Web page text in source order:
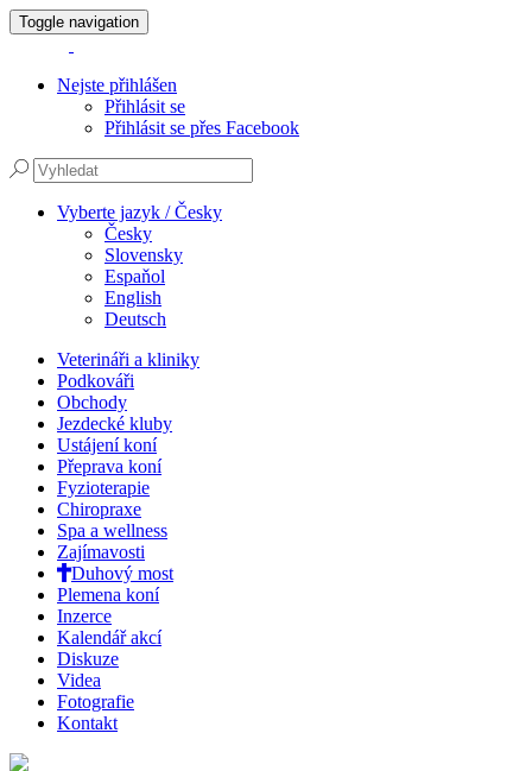
Toggle navigation
Nejste přihlášen
Přihlásit se
Přihlásit se přes Facebook
Vyberte jazyk / Česky
Česky
Slovensky
Espaňol
English
Deutsch
Veterináři a kliniky
Podkováři
Obchody
Jezdecké kluby
Ustájení koní
Přeprava koní
Fyzioterapie
Chiropraxe
Spa a wellness
Zajímavosti
Duhový most
Plemena koní
Inzerce
Kalendář akcí
Diskuze
Videa
Fotografie
Kontakt